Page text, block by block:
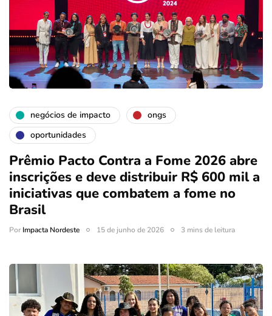
negócios de impacto
ongs
oportunidades
Prêmio Pacto Contra a Fome 2026 abre
inscrições e deve distribuir R$ 600 mil a
iniciativas que combatem a fome no
Brasil
PorImpacta Nordeste 15 de junho de 2026 3 mins de leitura